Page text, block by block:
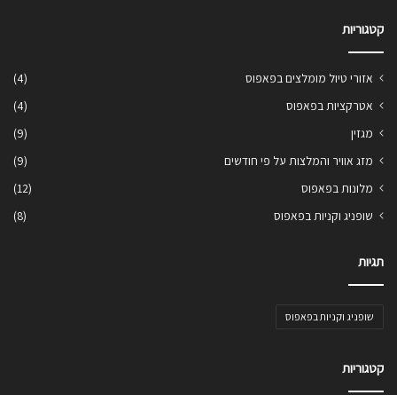
קטגוריות
אזורי טיול מומלצים בפאפוס
(4)
אטרקציות בפאפוס
(4)
מגזין
(9)
מזג אוויר והמלצות על פי חודשים
(9)
מלונות בפאפוס
(12)
שופניג וקניות בפאפוס
(8)
תגיות
שופניג וקניות בפאפוס
קטגוריות